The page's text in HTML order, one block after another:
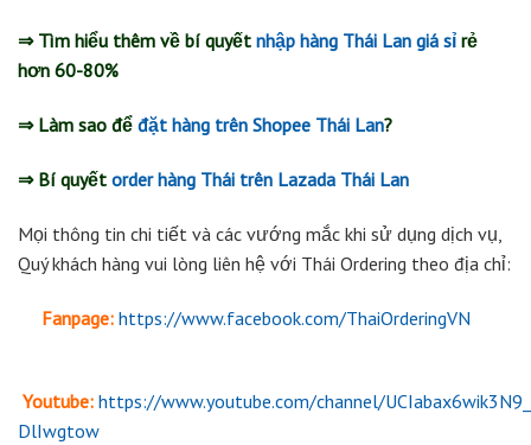
⇒ Tìm hiểu thêm về bí quyết nhập hàng Thái Lan giá sỉ rẻ
hơn 60-80%
⇒ Làm sao để đặt hàng trên Shopee Thái Lan?
⇒ Bí quyết order hàng Thái trên Lazada Thái Lan
Mọi thông tin chi tiết và các vướng mắc khi sử dụng dịch vụ,
Quý khách hàng vui lòng liên hệ với Thái Ordering theo địa chỉ:
Fanpage: https://www.facebook.com/ThaiOrderingVN
Youtube: https://www.youtube.com/channel/
DlIwgtow